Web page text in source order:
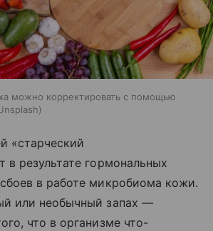
можно корректировать с помощью
«старческий
в результате гормональных
в работе микробиома кожи.
или необычный запах —
что в организме что-